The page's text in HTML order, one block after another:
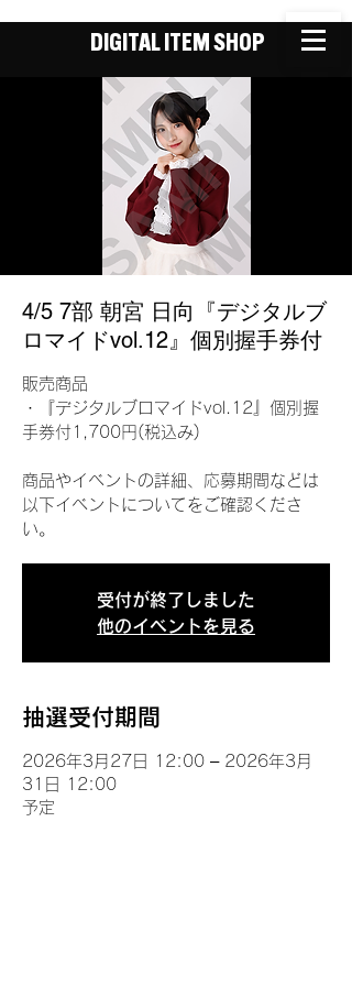
DIGITAL ITEM SHOP
4/5 7部 朝宮 日向『デジタルブ
ロマイドvol.12』個別握手券付
販売商品
・『デジタルブロマイドvol.12』個別握
手券付1,700円(税込み)
商品やイベントの詳細、応募期間などは
以下イベントについてをご確認くださ
い。
受付が終了しました
他のイベントを見る
抽選受付期間
2026年3月27日 12:00 – 2026年3月
31日 12:00
予定